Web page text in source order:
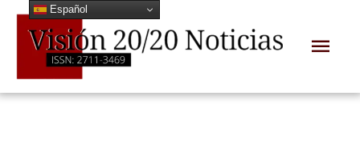
contenido
Español